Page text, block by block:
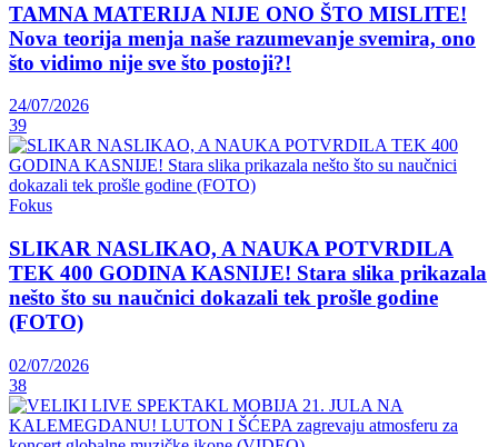
TAMNA MATERIJA NIJE ONO ŠTO MISLITE!
Nova teorija menja naše razumevanje svemira, ono
što vidimo nije sve što postoji?!
24/07/2026
39
Fokus
SLIKAR NASLIKAO, A NAUKA POTVRDILA
TEK 400 GODINA KASNIJE! Stara slika prikazala
nešto što su naučnici dokazali tek prošle godine
(FOTO)
02/07/2026
38